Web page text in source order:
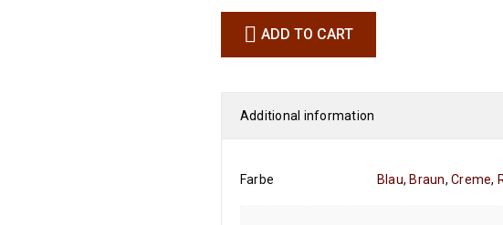
ADD TO CART
Additional information
Farbe Blau, Braun,Creme,